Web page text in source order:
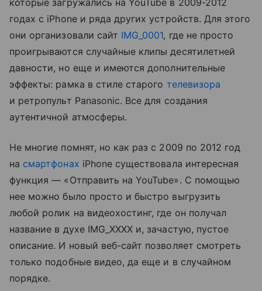
которые загружались на YouTube в 2009-2012
годах с iPhone и ряда других устройств. Для этого
они организовали сайт IMG_0001, где не просто
проигрываются случайные клипы десятилетней
давности, но еще и имеются дополнительные
эффекты: рамка в стиле старого телевизора
и ретропульт Panasonic. Все для создания
аутентичной атмосферы.
Не многие помнят, но как раз с 2009 по 2012 год
на смартфонах iPhone существовала интересная
функция — «Отправить на YouTube». С помощью
нее можно было просто и быстро выгрузить
любой ролик на видеохостинг, где он получал
название в духе IMG_XXXX и, зачастую, пустое
описание. И новый веб-сайт позволяет смотреть
только подобные видео, да еще и в случайном
порядке.